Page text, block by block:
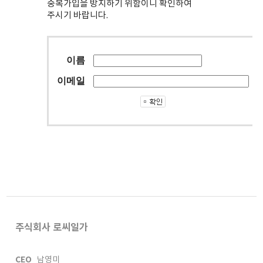
중복가입을 방지하기 위함이니 확인하여
주시기 바랍니다.
이름
이메일
주식회사 로씨일가
CEO 남영미